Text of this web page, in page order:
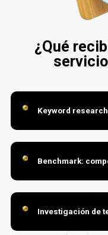
¿Qué
Keyword research
Benchmark:
Investigación de